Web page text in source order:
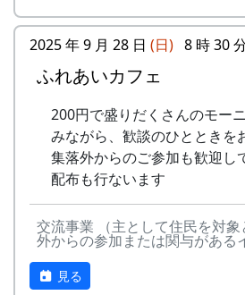
相棒の“うらめしあ”が曲をつけ
のとある棚田コンサート（収穫
ブする企画）でみんなで歌った
す。（ポン四郎）
水と太陽の国で
2000年 加美町〜棚⽥の
うた
No 歌
1
ふるさと加美の
⾥へ
メシ
ド
2
加美の⾥か
ら'98
3 永遠の⾥
すぱ
4
ボーイズ
っ
る
3 ⽉ーアカリ
フ
エ
- ⽉ーアカリ
収
秋
4
H CORPORATION
(II)
2025 年 9 月 28 日 (日) 8 時 30
ふれあいカフェ
200円で盛りだくさんのモー
みながら、歓談のひとときを
集落外からのご参加も歓迎し
配布も行ないます
交流事業 （主として住民を対
外からの参加または関与がある
見る